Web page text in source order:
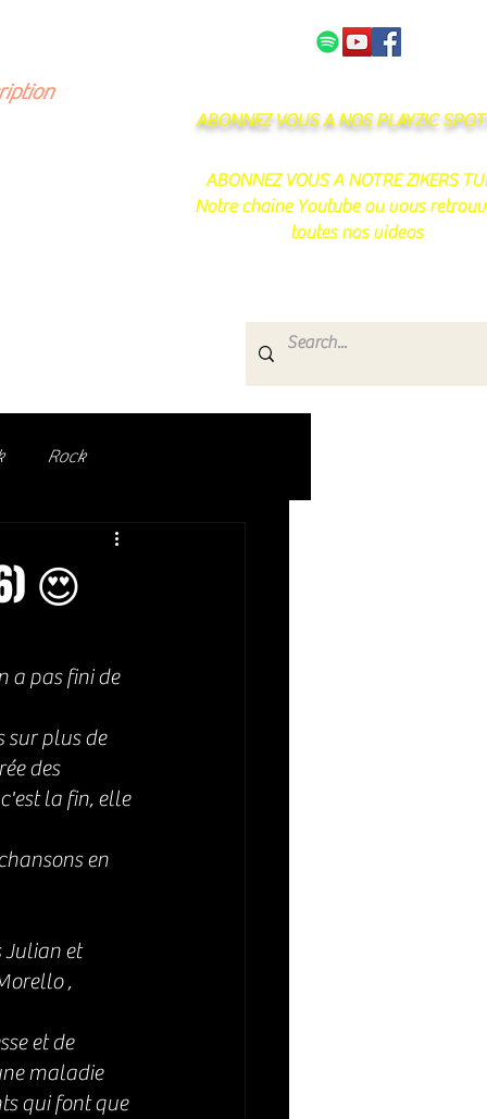
ABONNEZ VOUS A NOS PLAYZIC
ABONNEZ VOUS A NOTRE ZIKERS
Notre chaine Youtube ou vous
toutes nos videos
de passionnés !
Rock
😍
a pas fini de
sur plus de
des
la fin, elle
en
Julian et
,
et de
maladie
qui font que